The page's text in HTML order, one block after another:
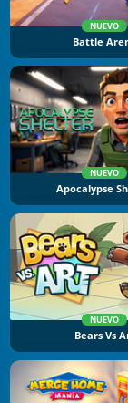
NUEVO
Battle
NUEVO
Apocalypse
NUEVO
Bears Vs